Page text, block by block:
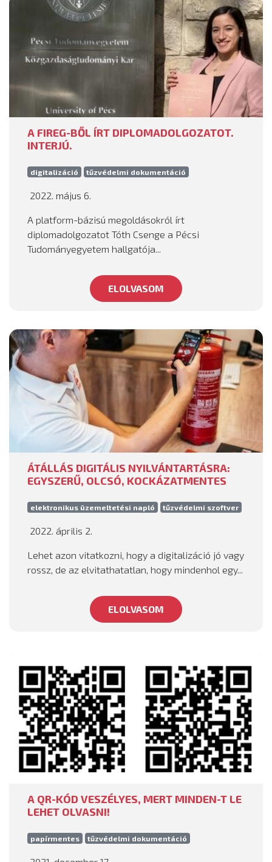
A FIREG-BŐL ÍRT DIPLOMADOLGOZATOT.
INTERJÚ.
digitalizáció tűzvédelmi dokumentáció
2022. május 6.
A platform-bázisú megoldásokról írt
diplomadolgozatot Tóth Csenge a Pécsi
Tudományegyetem hallgatója...
ELOLVASOM
ÁTÁLLÁS DIGITÁLIS NYILVÁNTARTÁSRA:
EGYSZERŰ, OLCSÓ, KOCKÁZATMENTES
elektronikus üzemeltetési napló tűzvédelmi szoftver
2022. április 2.
Lehet azon vitatkozni, hogy a digitalizáció jó vagy
rossz, de az elvitathatatlan, hogy mindenhol egy...
ELOLVASOM
A QR-KÓD VESZÉLYES, MERT MINDEN-T LE
LEHET OLVASNI!
papírmentes tűzvédelmi dokumentáció